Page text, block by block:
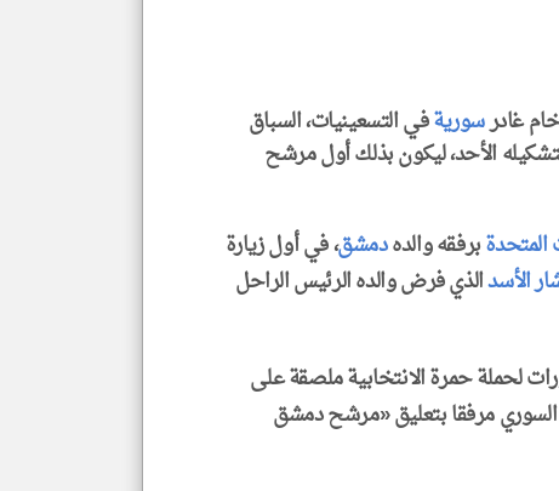
غادرسوريةفي التسعينيات، السباق
الأحد، ليكون بذلك أول مرشح
المتحدةبرفقه والدهدمشق، في أول زيارة
الأسدالذي فرض والده الرئيس الراحل
لحملة حمرة الانتخابية ملصقة على
مرفقا بتعليق «مرشح دمشق
klyoum.com